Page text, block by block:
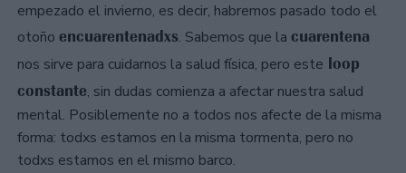
empezado el invierno, es decir, habremos pasado todo el
otoño encuarentenadxs. Sabemos que la cuarentena
nos sirve para cuidarnos la salud física, pero este loop
constante, sin dudas comienza a afectar nuestra salud
mental. Posiblemente no a todos nos afecte de la misma
forma: todxs estamos en la misma tormenta, pero no
todxs estamos en el mismo barco.